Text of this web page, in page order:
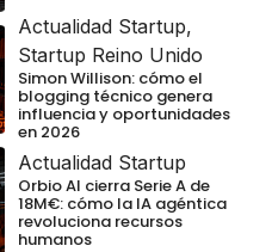
Actualidad Startup,
Startup Reino Unido
Simon Willison: cómo el
blogging técnico genera
influencia y oportunidades
en 2026
Actualidad Startup
Orbio AI cierra Serie A de
18M€: cómo la IA agéntica
revoluciona recursos
humanos